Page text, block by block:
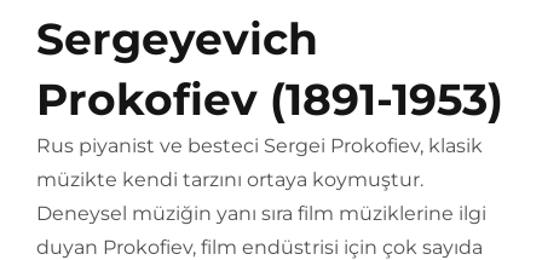
Sergeyevich
Prokofiev (1891-1953)
Rus piyanist ve besteci Sergei Prokofiev, klasik
müzikte kendi tarzını ortaya koymuştur.
Deneysel müziğin yanı sıra film müziklerine ilgi
duyan Prokofiev, film endüstrisi için çok sayıda